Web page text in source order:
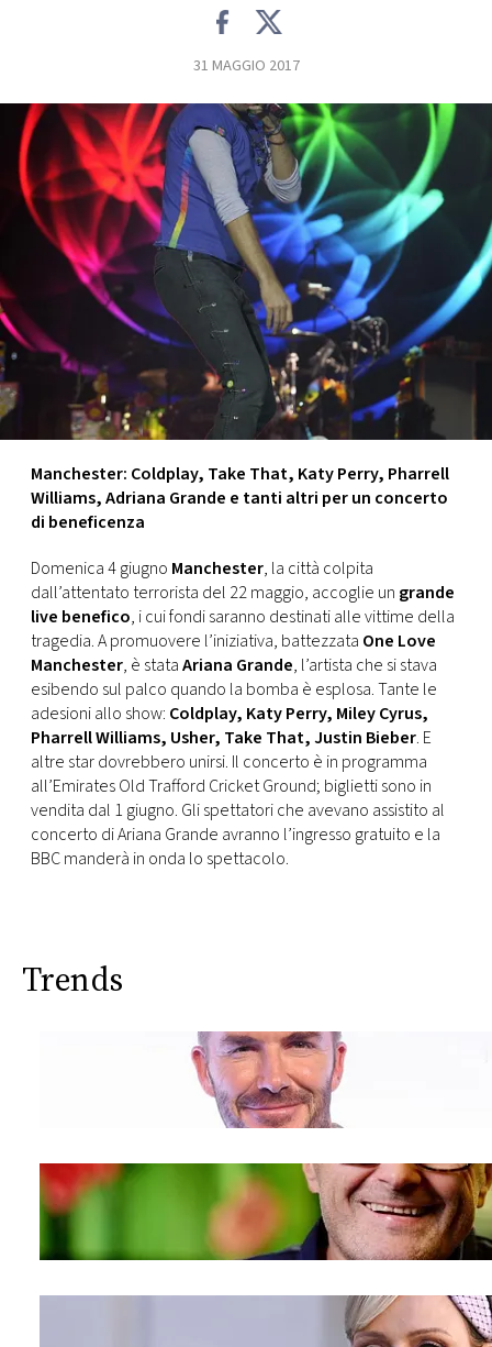
VIDEO
TV
PRINCIPATO
MONACO
RMC
CONSIGLIA
31 MAGGIO 2017
Manchester: Coldplay, Take That, Katy Perry, Pharrell
Williams, Adriana Grande e tanti altri per un concerto
di beneficenza
Domenica 4 giugno Manchester, la città colpita
dall’attentato terrorista del 22 maggio, accoglie un grande
live benefico, i cui fondi saranno destinati alle vittime della
tragedia. A promuovere l’iniziativa, battezzata One Love
Manchester, è stataAriana Grande, l’artista che si stava
esibendo sul palco quando la bomba è esplosa. Tante le
adesioni allo show: Coldplay, Katy Perry, Miley Cyrus,
Pharrell Williams, Usher, Take That, Justin Bieber. E
altre star dovrebbero unirsi. Il concerto è in programma
all’Emirates Old Trafford Cricket Ground; biglietti sono in
vendita dal 1 giugno. Gli spettatori che avevano assistito al
concerto di Ariana Grande avranno l’ingresso gratuito e la
BBC manderà in onda lo spettacolo.
Trends